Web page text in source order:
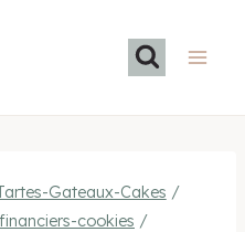
Gateaux-Cakes /
cookies /